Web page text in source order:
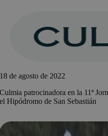
18 de agosto de 2022
Culmia patrocinadora en la 11ª
el Hipódromo de San Sebastián